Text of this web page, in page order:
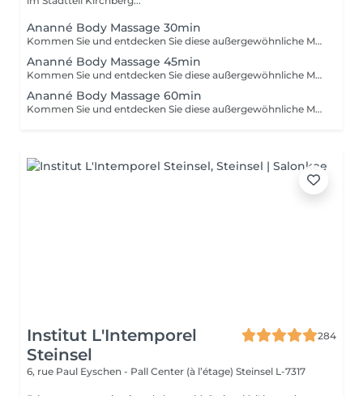
Ananné Body Massage 30min
Kommen Sie und entdecken Sie diese außergewöhnliche Massage ohne Verzögerung. Zuerst verwenden wir ein pflanzliches und reines Öl, dann massieren wir den ganzen Körper abwechselnd mit Bürsten und Steinen. Entspannung garantiert! Der Körper ist entspannt und straff.
Ananné Body Massage 45min
Kommen Sie und entdecken Sie diese außergewöhnliche Massage ohne Verzögerung. Zuerst verwenden wir ein pflanzliches und reines Öl, dann massieren wir den ganzen Körper abwechselnd mit Bürsten und Steinen. Entspannung garantiert! Der Körper ist entspannt und straff.
Ananné Body Massage 60min
Kommen Sie und entdecken Sie diese außergewöhnliche Massage ohne Verzögerung. Zuerst verwenden wir ein pflanzliches und reines Öl, dann massieren wir den ganzen Körper abwechselnd mit Bürsten und Steinen. Entspannung garantiert! Der Körper ist entspannt und straff.
Institut L'Intemporel
Steinsel
284
6, rue Paul Eyschen - Pall Center (à l’étage) Steinsel L-7317